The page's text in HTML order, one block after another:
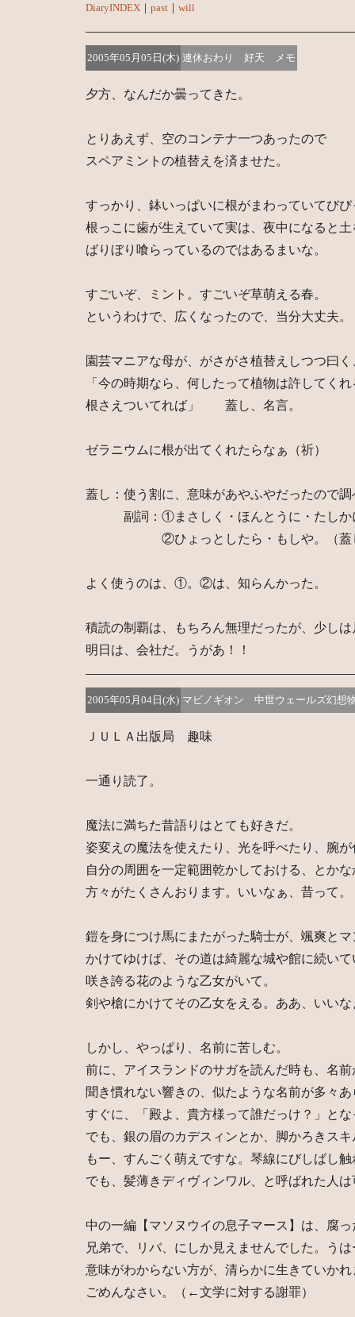
DiaryINDEX｜ past｜ will
2005年05月05日(木) 連休おわり 好天 メモ
夕方、なんだか曇ってきた。
とりあえず、空のコンテナ一つあったので
スペアミントの植替えを済ませた。
すっかり、鉢いっぱいに根がまわっていてびび
根っこに歯が生えていて実は、夜中になると土
ばりぼり喰らっているのではあるまいな。
すごいぞ、ミント。すごいぞ草萌える春。
というわけで、広くなったので、当分大丈夫。
園芸マニアな母が、がさがさ植替えしつつ曰く
「今の時期なら、何したって植物は許してくれ
根さえついてれば」 蓋し、名言。
ゼラニウムに根が出てくれたらなぁ（祈）
蓋し：使う割に、意味があやふやだったので調
副詞：①まさしく・ほんとうに・たしか
②ひょっとしたら・もしや。（蓋し
よく使うのは、①。②は、知らんかった。
積読の制覇は、もちろん無理だったが、少し
明日は、会社だ。うがあ！！
2005年05月04日(水) マビノギオン 中世ウェールズ幻想
ＪＵＬＡ出版局 趣味
一通り読了。
魔法に満ちた昔語りはとても好きだ。
姿変えの魔法を使えたり、光を呼べたり、腕が
自分の周囲を一定範囲乾かしておける、とか
方々がたくさんおります。いいなぁ、昔って。
鎧を身につけ馬にまたがった騎士が、颯爽と
かけてゆけば、その道は綺麗な城や館に続い
咲き誇る花のような乙女がいて。
剣や槍にかけてその乙女をえる。ああ、いいな
しかし、やっぱり、名前に苦しむ。
前に、アイスランドのサガを読んだ時も、名
聞き慣れない響きの、似たような名前が多々
すぐに、「殿よ、貴方様って誰だっけ？」と
でも、銀の眉のカデスィンとか、脚かろきス
もー、すんごく萌えですな。琴線にびしばし
でも、髪薄きディヴィンワル、と呼ばれた人
中の一編【マソヌウイの息子マース】は、腐
兄弟で、リバ、にしか見えませんでした。うは
意味がわからない方が、清らかに生きていかれ
ごめんなさい。（←文学に対する謝罪）